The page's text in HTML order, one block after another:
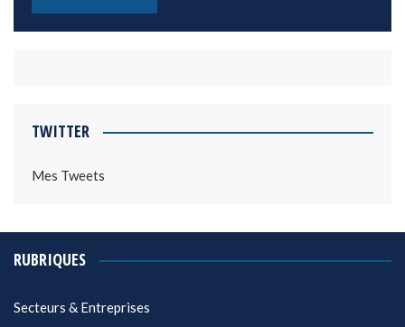
TWITTER
Mes Tweets
RUBRIQUES
Secteurs & Entreprises